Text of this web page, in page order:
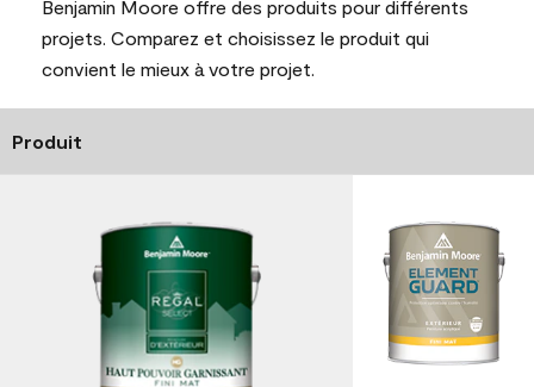
Benjamin Moore offre des produits pour différents
projets. Comparez et choisissez le produit qui
convient le mieux à votre projet.
Produit